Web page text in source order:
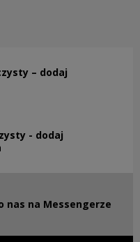
– dodaj
w nowym oknie
- dodaj
w nowym oknie
nas na Messengerze
w nowym oknie